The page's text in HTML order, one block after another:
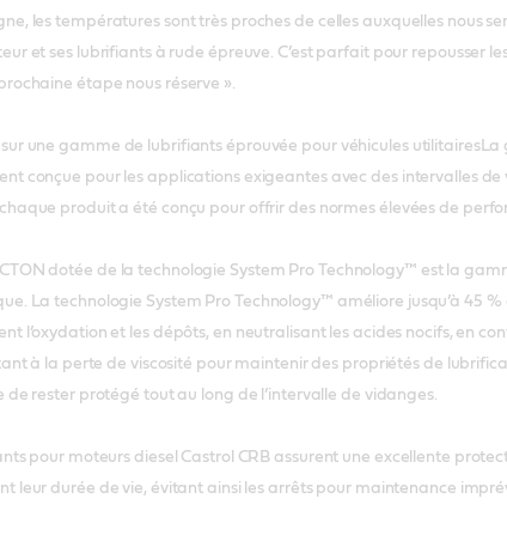
les températures sont très proches de celles auxquelles nous
et ses lubrifiants à rude épreuve. C’est parfait pour repousser
étape nous réserve ».
sur une gamme de lubrifiants éprouvée pour véhicules
conçue pour les applications exigeantes avec des intervalles
produit a été conçu pour offrir des normes élevées de
dotée de la technologie System Pro Technology™ est la
La technologie System Pro Technology™ améliore jusqu’à 45
l’oxydation et les dépôts, en neutralisant les acides nocifs, en
à la perte de viscosité pour maintenir des propriétés de
de rester protégé tout au long de l’intervalle de vidanges.
pour moteurs diesel Castrol CRB assurent une excellente
leur durée de vie, évitant ainsi les arrêts pour maintenance